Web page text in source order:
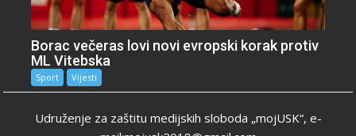
Borac večeras lovi novi evropski korak protiv
ML Vitebska
Sport Vijesti
Udruženje za zaštitu medijskih sloboda „mojUSK“, e-